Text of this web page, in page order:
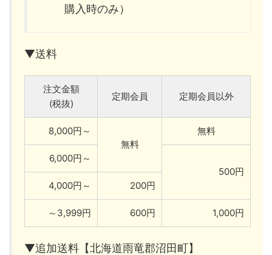
購入時のみ）
▼送料
注文金額
(税抜)
定期会員 定期会員以外
8,000円～
無料
無料
6,000円～
500円
4,000円～
200円
～3,999円 600円 1,000円
▼追加送料【北海道雨竜郡沼田町】